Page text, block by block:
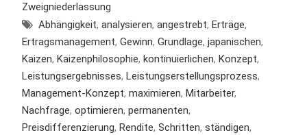
Zweigniederlassung
Abhängigkeit, analysieren, angestrebt, Erträge,
Ertragsmanagement, Gewinn, Grundlage, japanischen,
Kaizen, Kaizenphilosophie, kontinuierlichen, Konzept,
Leistungsergebnisses, Leistungserstellungsprozess,
Management-Konzept, maximieren, Mitarbeiter,
Nachfrage, optimieren, permanenten,
Preisdifferenzierung, Rendite, Schritten, ständigen,